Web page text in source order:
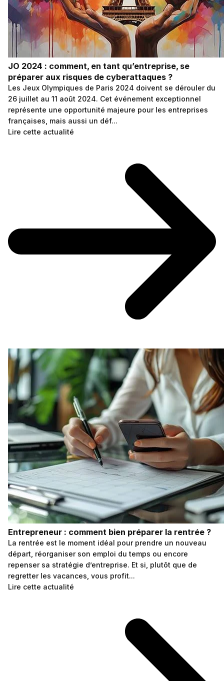
JO 2024 : comment, en tant qu’entreprise, se
préparer aux risques de cyberattaques ?
Les Jeux Olympiques de Paris 2024 doivent se dérouler du
26 juillet au 11 août 2024. Cet événement exceptionnel
représente une opportunité majeure pour les entreprises
françaises, mais aussi un déf...
Lire cette actualité
Entrepreneur : comment bien préparer la rentrée ?
La rentrée est le moment idéal pour prendre un nouveau
départ, réorganiser son emploi du temps ou encore
repenser sa stratégie d’entreprise. Et si, plutôt que de
regretter les vacances, vous profit...
Lire cette actualité